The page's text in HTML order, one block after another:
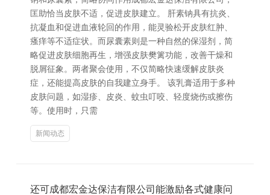
匡助恰当皮肤不适，促进皮肤建立。 肝素钠具有抗炎、
抗凝血和促进血液轮回的作用，能灵验松开皮肤红肿、
瘙痒等不适症状。而尿囊素则是一种自然的保湿剂，简
略促进皮肤细胞再生，增强皮肤樊篱功能，改善干燥和
脱屑征象。两者聚会使用，不仅简略快速缓解皮肤炎
症，还能提高皮肤的自我建立身手。 该乳膏适用于多种
皮肤问题，如湿疹、皮炎、蚊虫叮咬、轻度烧伤或擦伤
等。使用时，只需
新闻动态
还可成都宏金达保洁有限公司能激励各式健康问